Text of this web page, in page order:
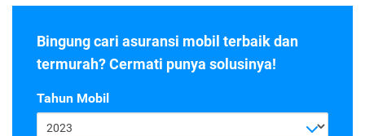
Bingung cari asuransi mobil terbaik dan
termurah? Cermati punya solusinya!
Tahun Mobil
2023